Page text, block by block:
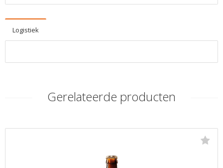
Logistiek
Gerelateerde producten